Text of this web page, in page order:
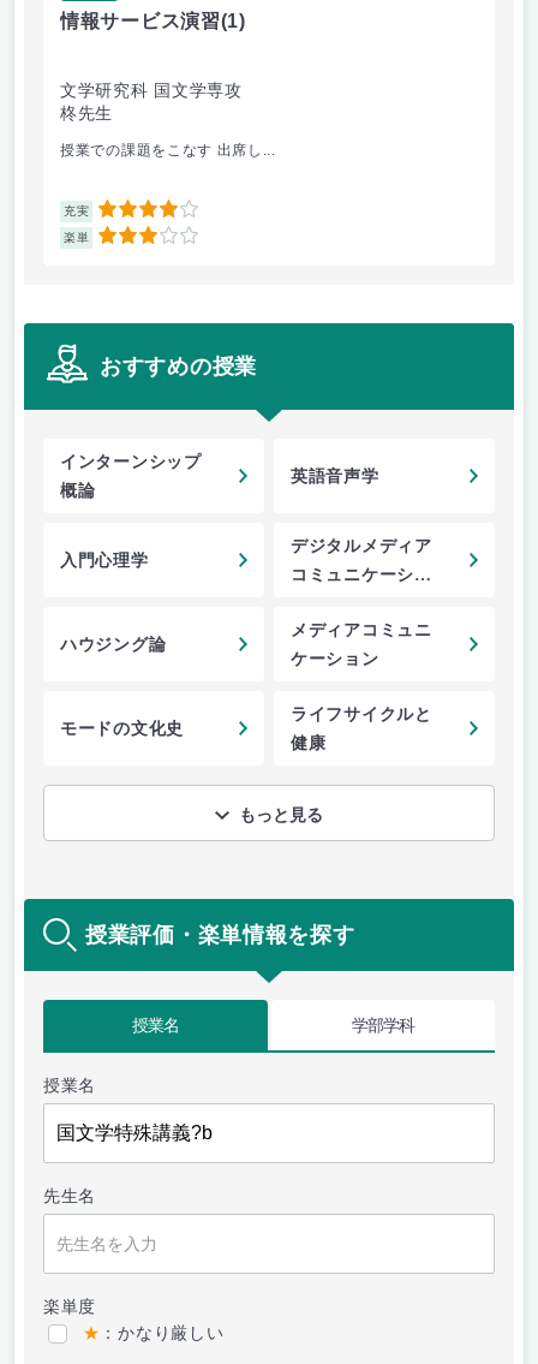
情報サービス演習(1)
文学研究科 国文学専攻
柊先生
授業での課題をこなす 出席し...
充実 4
楽単 3
おすすめの授業
インターンシップ
概論
英語音声学
入門心理学
デジタルメディア
コミュニケーショ
ハウジング論
メディアコミュニ
ケーション
モードの文化史
ライフサイクルと
健康
もっと見る
授業評価・楽単情報を探す
授業名 学部学科
授業名
先生名
楽単度
★ ：かなり厳しい